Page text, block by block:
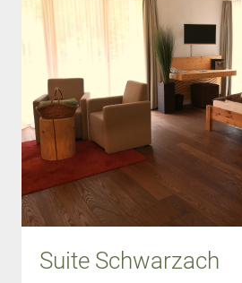
Suite Schwarzach